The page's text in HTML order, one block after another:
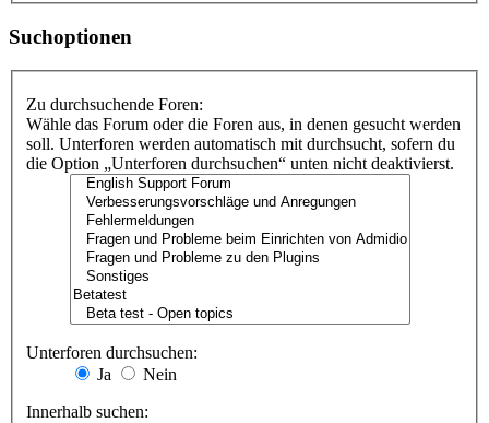
Suchoptionen
Zu durchsuchende Foren:
Wähle das Forum oder die Foren aus, in denen gesucht werden
soll. Unterforen werden automatisch mit durchsucht, sofern du
die Option „Unterforen durchsuchen“ unten nicht deaktivierst.
Unterforen durchsuchen:
Ja
Nein
Innerhalb suchen: